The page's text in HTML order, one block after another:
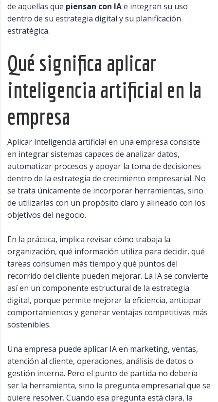
de aquellas que piensan con IAe integran su uso
dentro de su estrategia digital y su planificación
estratégica.
Qué significa aplicar
inteligencia artificial en la
empresa
Aplicar inteligencia artificial en una empresa consiste
en integrar sistemas capaces de analizar datos,
automatizar procesos y apoyar la toma de decisiones
dentro de la estrategia de crecimiento empresarial. No
se trata únicamente de incorporar herramientas, sino
de utilizarlas con un propósito claro y alineado con los
objetivos del negocio.
En la práctica, implica revisar cómo trabaja la
organización, qué información utiliza para decidir, qué
tareas consumen más tiempo y qué puntos del
recorrido del cliente pueden mejorar. La IA se convierte
así en un componente estructural de la estrategia
digital, porque permite mejorar la eficiencia, anticipar
comportamientos y generar ventajas competitivas más
sostenibles.
Una empresa puede aplicar IA en marketing, ventas,
atención al cliente, operaciones, análisis de datos o
gestión interna. Pero el punto de partida no debería
ser la herramienta, sino la pregunta empresarial que se
quiere resolver. Cuando esa pregunta está clara, la